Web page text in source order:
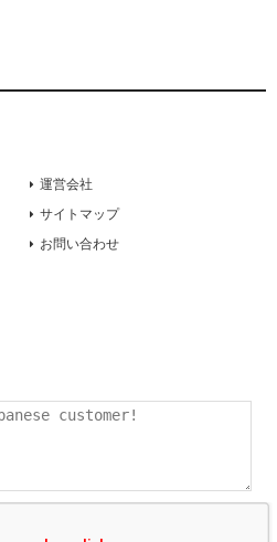
運営会社
サイトマップ
お問い合わせ